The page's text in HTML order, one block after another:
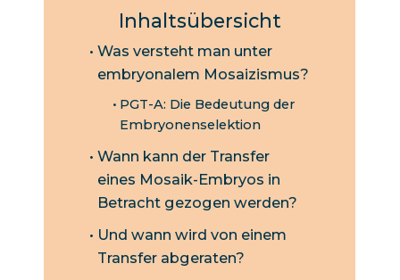
Inhaltsübersicht
Was versteht man unter
embryonalem Mosaizismus?
PGT-A: Die Bedeutung der
Embryonenselektion
Wann kann der Transfer
eines Mosaik-Embryos in
Betracht gezogen werden?
Und wann wird von einem
Transfer abgeraten?